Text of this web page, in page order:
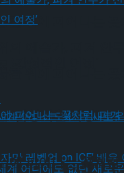
위에 피어나는 꽃
‘감성적인 여정’
에 피어나는 꽃처럼,